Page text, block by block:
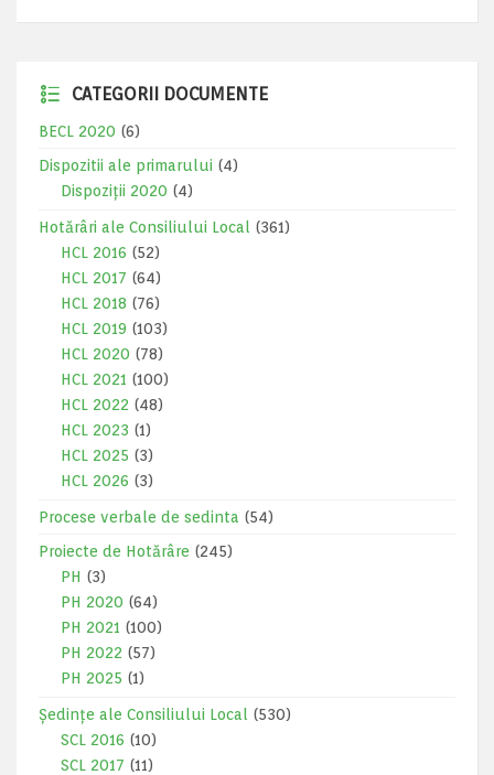
CATEGORII DOCUMENTE
BECL 2020 (6)
Dispozitii ale primarului (4)
Dispoziții 2020 (4)
Hotărâri ale Consiliului Local
(361)
HCL 2016 (52)
HCL 2017 (64)
HCL 2018 (76)
HCL 2019 (103)
HCL 2020 (78)
HCL 2021 (100)
HCL 2022 (48)
HCL 2023 (1)
HCL 2025 (3)
HCL 2026 (3)
Procese verbale de sedinta (54)
Proiecte de Hotărâre (245)
PH (3)
PH 2020 (64)
PH 2021 (100)
PH 2022 (57)
PH 2025 (1)
Ședințe ale Consiliului Local
(530)
SCL 2016 (10)
SCL 2017 (11)